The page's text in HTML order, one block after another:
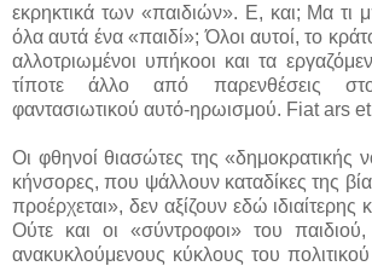
εκρηκτικά των «παιδιών». Ε, και; Μα τι
όλα αυτά ένα «παιδί»; Όλοι αυτοί, το
αλλοτριωμένοι υπήκοοι και τα
τίποτε άλλο από παρενθέσεις
φαντασιωτικού αυτό-ηρωισμού. Fiat ars
Οι φθηνοί θιασώτες της «δημοκρατικής
κήνσορες, που ψάλλουν καταδίκες της
προέρχεται», δεν αξίζουν εδώ ιδιαίτερης
Ούτε και οι «σύντροφοι» του παιδιού,
ανακυκλούμενους κύκλους του